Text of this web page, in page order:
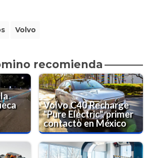
Volvo
recomienda
Volvo C40 Recharge
"Pure Electric", primer
contacto en México